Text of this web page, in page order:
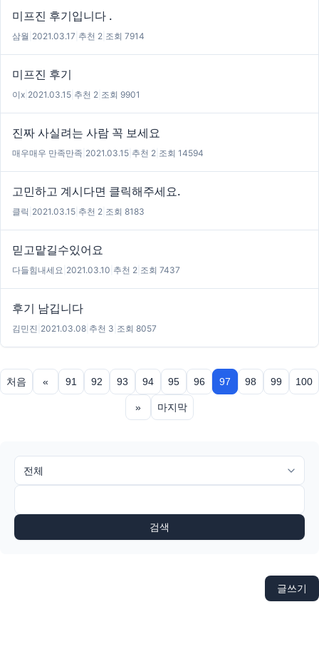
미프진 후기입니다 .
삼월 2021.03.17 추천 2 조회 7914
미프진 후기
이x 2021.03.15 추천 2 조회 9901
진짜 사실려는 사람 꼭 보세요
매우매우 만족만족 2021.03.15 추천 2 조회 14594
고민하고 계시다면 클릭해주세요.
클릭 2021.03.15 추천 2 조회 8183
믿고맡길수있어요
다들힘내세요 2021.03.10 추천 2 조회 7437
후기 남깁니다
김민진 2021.03.08 추천 3 조회 8057
처음 « 91 92 93 94 95 96 97 98 99 100
» 마지막
검색
글쓰기